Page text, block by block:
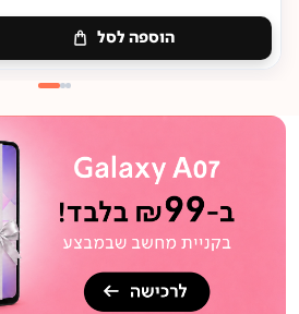
הוספה לסל